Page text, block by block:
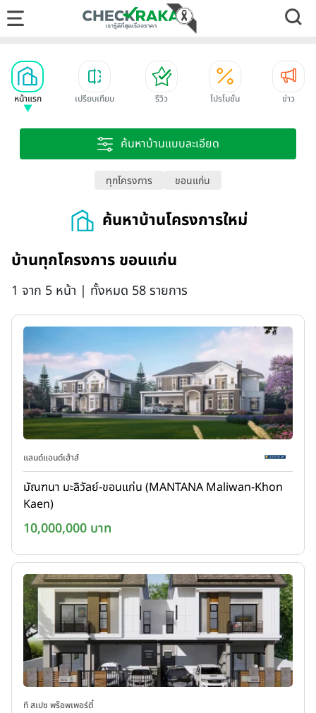
หน้าแรก เปรียบเทียบ รีวิว โปรโมชั่น ข่าว
ค้นหาบ้านแบบละเอียด
ทุกโครงการ ขอนแก่น
ค้นหาบ้านโครงการใหม่
บ้านทุกโครงการ ขอนแก่น
1 จาก 5 หน้า | ทั้งหมด 58 รายการ
แลนด์แอนด์เฮ้าส์
มัณฑนา มะลิวัลย์-ขอนแก่น (MANTANA Maliwan-Khon
Kaen)
10,000,000 บาท
ที สเปซ พร๊อพเพอร์ตี้